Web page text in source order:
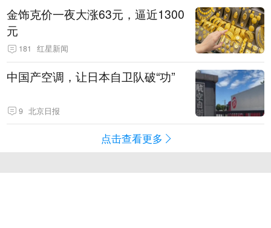
金饰克价一夜大涨63元，逼近1300
元
181 红星新闻
中国产空调，让日本自卫队破“功”
9 北京日报
点击查看更多